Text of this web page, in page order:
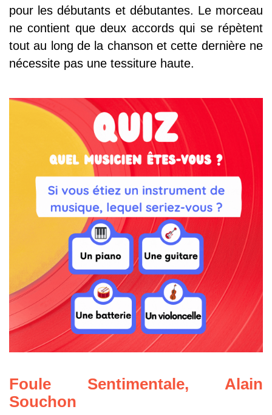
pour les débutants et débutantes. Le morceau
ne contient que deux accords qui se répètent
tout au long de la chanson et cette dernière ne
nécessite pas une tessiture haute.
Foule Sentimentale, Alain
Souchon